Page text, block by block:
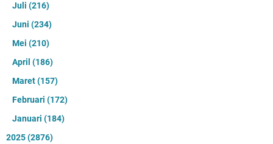
Juli (216)
Juni (234)
Mei (210)
April (186)
Maret(157)
Februari (172)
Januari (184)
2025(2876)